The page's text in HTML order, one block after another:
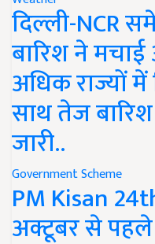
दिल्ली-NCR
बारिश ने
अधिक राज्यों
साथ तेज
जारी..
Government Scheme
PM Kisan
अक्टूबर से पहले